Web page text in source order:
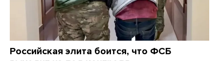
Российская элита боится, что ФСБ